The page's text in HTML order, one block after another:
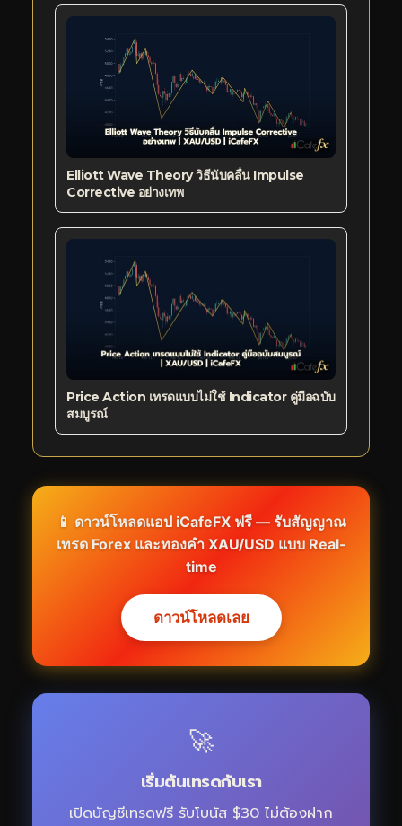
Elliott Wave Theory วิธีนับคลื่น Impulse
Corrective อย่างเทพ
Price Action เทรดแบบไม่ใช้ Indicator คู่มือฉบับ
สมบูรณ์
📱 ดาวน์โหลดแอป iCafeFX ฟรี — รับสัญญาณ
เทรด Forex และทองคำ XAU/USD แบบ Real-
time
ดาวน์โหลดเลย
🚀
เริ่มต้นเทรดกับเรา
เปิดบัญชีเทรดฟรี รับโบนัส $30 ไม่ต้องฝาก